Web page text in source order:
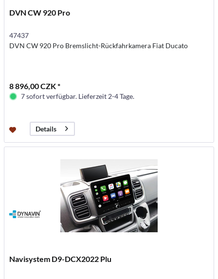
DVN CW 920 Pro
47437
DVN CW 920 Pro Bremslicht-Rückfahrkamera Fiat Ducato
8 896,00 CZK *
7 sofort verfügbar. Lieferzeit 2-4 Tage.
Details
Navisystem D9-DCX2022 Plu